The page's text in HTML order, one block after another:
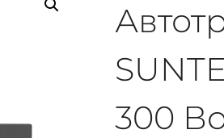
300